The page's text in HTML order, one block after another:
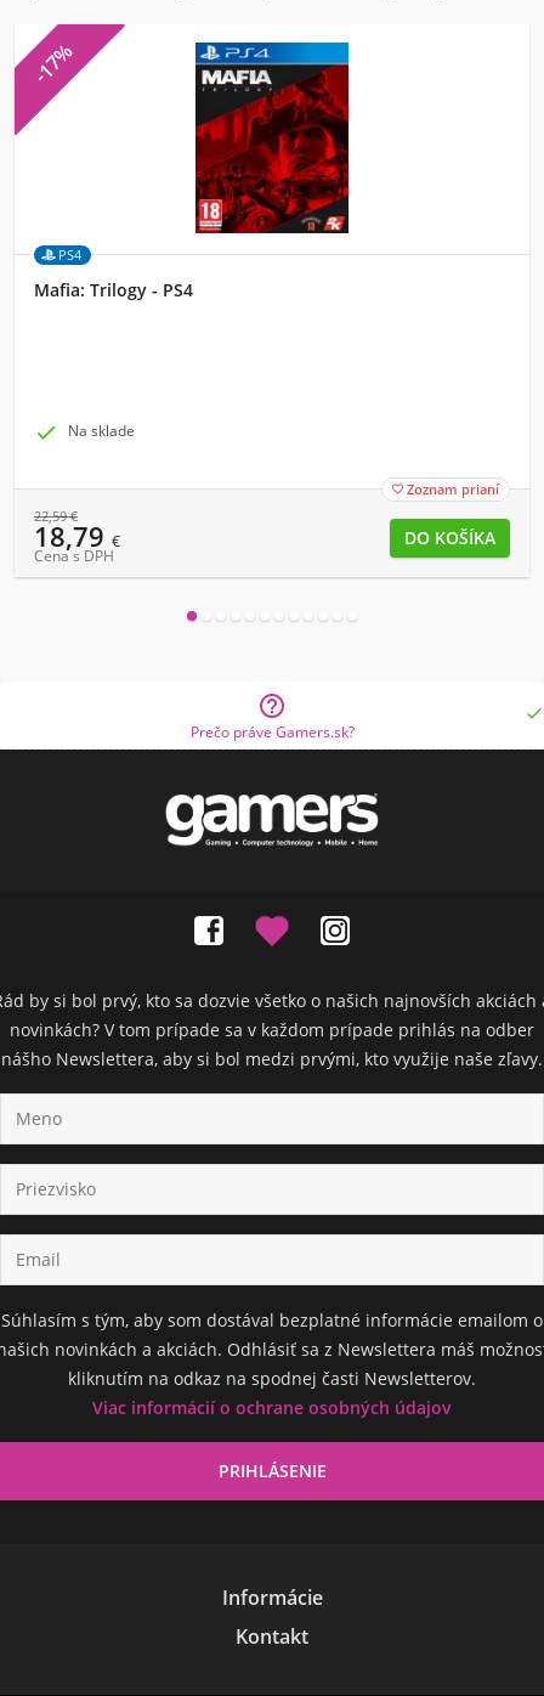
-17%
PS4
Mafia: Trilogy - PS4
 Na sklade
 Zoznam prianí
22,59€
18,79 €
Cena s DPH

Prečo práve Gamers.sk?

by si bol prvý, kto sa dozvie všetko o našich najnovších akciách
novinkách? V tom prípade sa v každom prípade prihlás na odber
nášho Newslettera, aby si bol medzi prvými, kto využije naše zľavy.
Súhlasím s tým, aby som dostával bezplatné informácie emailom o
novinkách a akciách. Odhlásiť sa z Newslettera máš
kliknutím na odkaz na spodnej časti Newsletterov.
Viac informácií o ochrane osobných údajov
Informácie
Kontakt